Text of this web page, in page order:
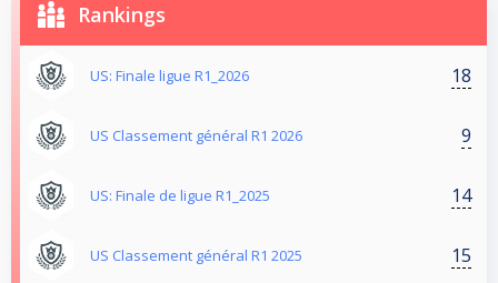
Rankings
US: Finale ligue R1_2026 18
US Classement général R1 2026 9
US: Finale de ligue R1_2025 14
US Classement général R1 2025 15